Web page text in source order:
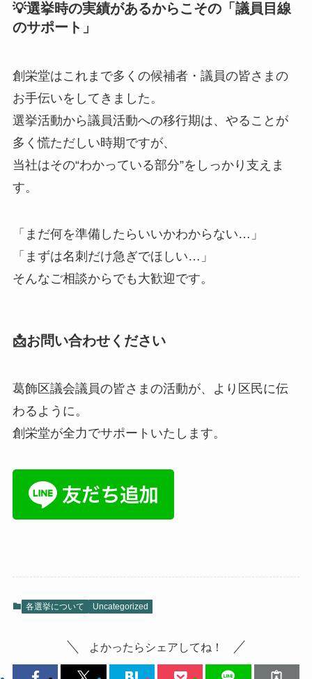
💡選挙時の実績があるからこその「議員目線
のサポート」
創栄堂はこれまで多くの候補者・議員の皆さまの
お手伝いをしてきました。
選挙活動から議員活動への移行期は、やることが
多く慌ただしい時期ですが、
当社はその“わかっている部分”をしっかり支えま
す。
「まだ何を準備したらいいかわからない…」
「まずは名刺だけ急ぎでほしい…」
そんなご相談からでも大歓迎です。
📩お問い合わせください
葛飾区議会議員の皆さまの活動が、より区民に伝
わるように。
創栄堂が全力でサポートいたします。
各選挙について Uncategorized
よかったらシェアしてね！